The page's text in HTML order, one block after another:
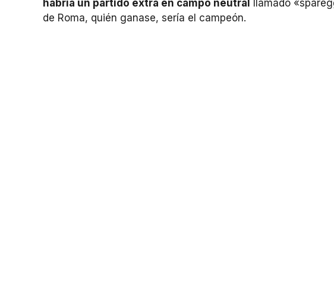
habría un partido extra en campo neutral
llamado
de Roma, quién ganase, sería el campeón.